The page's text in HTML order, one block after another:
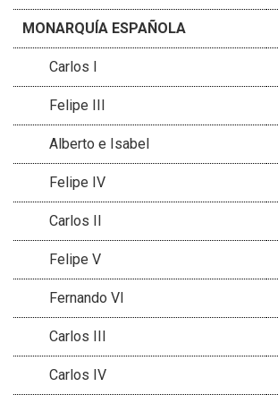
MONARQUÍA ESPAÑOLA
Carlos I
Felipe III
Alberto e Isabel
Felipe IV
Carlos II
Felipe V
Fernando VI
Carlos III
Carlos IV